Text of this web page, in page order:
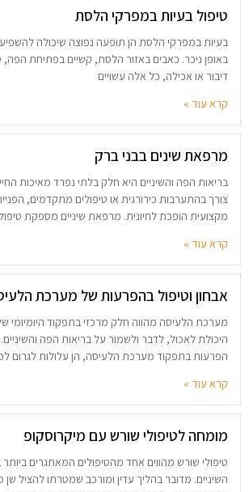
טיפול בעיות במפרקי הלסת
בעיות במפרקי הלסת הן תופעה נפוצה שיכולה
באופן ניכר. כאבים באזור הלסת, קשיים בפתיחת הפה,
דיבור או אכילה, כל אלה עשויים
קרא עוד »
מרפאת שינים בבני ברק
בריאות הפה והשיניים היא חלק בלתי נפרד מאיכות
צורך בהתערבות כירורגית או טיפולים מתקדמים,
מקצועית הופכת לחיונית. מרפאת שיניים מספקת
קרא עוד »
אבחון וטיפול בהפרעות של מערכת
מערכת הלעיסה מהווה חלק מרכזי בתפקוד היומיומי
היכולת לאכול, לדבר ולשמור על בריאות הפה
הפרעות בתפקוד מערכת הלעיסה, הן עלולות לגרום
קרא עוד »
מומחה לטיפולי שורש עם מיקרוסקופ
טיפולי שורש מהווים אחד מהטיפולים המאתגרים
השיניים. מדובר בהליך עדין ומורכב שמטרתו להציל שן